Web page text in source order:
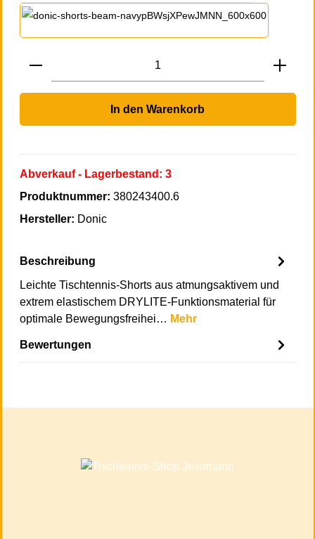
Produkt Anzahl: Gib den gewünschten
In den Warenkorb
Abverkauf- Lagerbestand: 3
Produktnummer: 380243400.6
Hersteller: Donic
Beschreibung
Leichte Tischtennis-Shorts aus atmungsaktivem und
extrem elastischem DRYLITE-Funktionsmaterial für
optimale Bewegungsfreihei… Mehr
Bewertungen